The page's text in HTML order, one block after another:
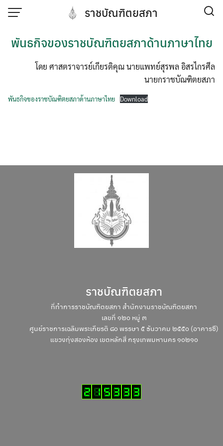
Skip
ราชบัณฑิตยสภา
Search
พันธกิจของราชบัณฑิตยสภาด้านภาษาไทย
โดย ศาสตราจารย์เกียรติคุณ นายแพทย์สุรพล อิสรไกรศีล
นายกราชบัณฑิตยสภา
พันธกิจของราชบัณฑิตยสภาด้านภาษาไทย Download
ราชบัณฑิตยสภา
ที่ทำการราชบัณฑิตยสภา สำนักงานราชบัณฑิตยสภา
เลขที่ ๑๒๐ หมู่ ๓
ศูนย์ราชการเฉลิมพระเกียรติ ๘๐ พรรษา ๕ ธันวาคม ๒๕๕๐ (อาคารซี)
แขวงทุ่งสองห้อง เขตหลักสี่ กรุงเทพมหานคร ๑๐๒๑๐